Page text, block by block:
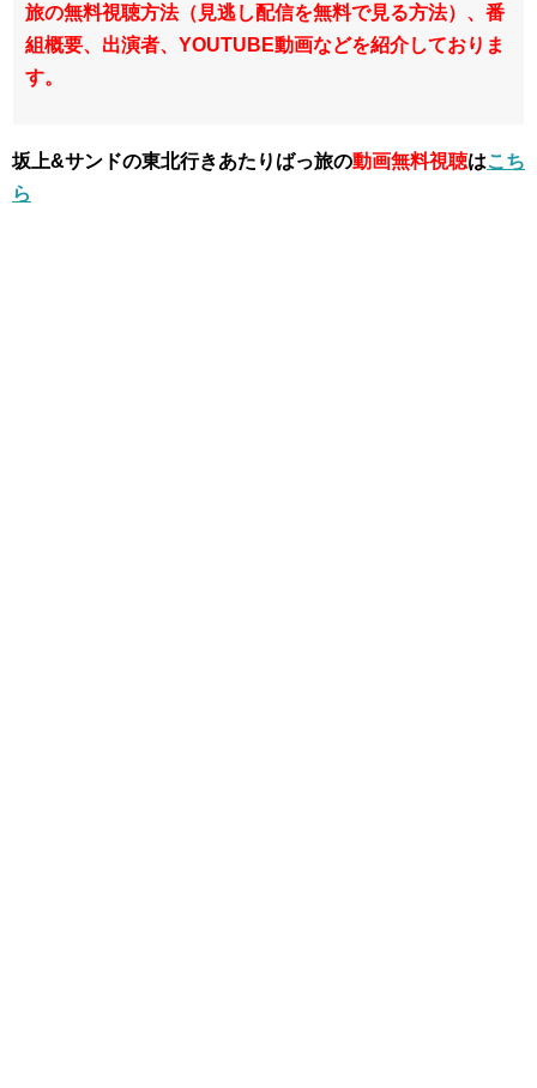
旅の無料視聴方法（見逃し配信を無料で見る方法）、番
組概要、出演者、YOUTUBE動画などを紹介しておりま
す。
坂上&サンドの東北行きあたりばっ旅の動画無料視聴はこち
ら